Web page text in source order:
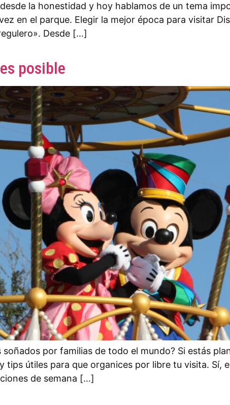
la honestidad y hoy hablamos de un tema
en el parque. Elegir la mejor época para visitar
Desde […]
posible
por familias de todo el mundo? Si estás
útiles para que organices por libre tu visita. Sí,
de semana […]